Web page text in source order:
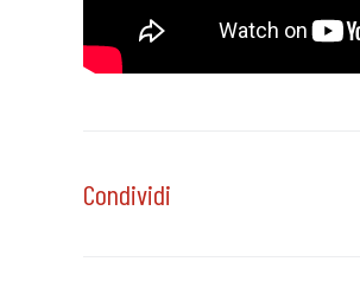
Condividi